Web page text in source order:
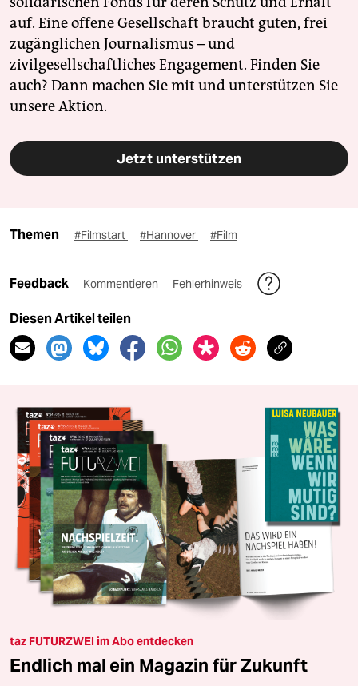
auf. Eine offene Gesellschaft braucht guten, frei
zugänglichen Journalismus – und
zivilgesellschaftliches Engagement. Finden Sie
auch? Dann machen Sie mit und unterstützen Sie
unsere Aktion.
Jetzt unterstützen
Themen #Filmstart #Hannover #Film
Feedback Kommentieren Fehlerhinweis
Diesen Artikel teilen
taz FUTURZWEI im Abo entdecken
Endlich mal ein Magazin für Zukunft